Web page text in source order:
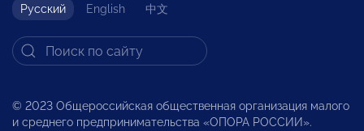
Русский English 中文
© 2023 Общероссийская общественная организация малого
и среднего предпринимательства «ОПОРА РОССИИ».